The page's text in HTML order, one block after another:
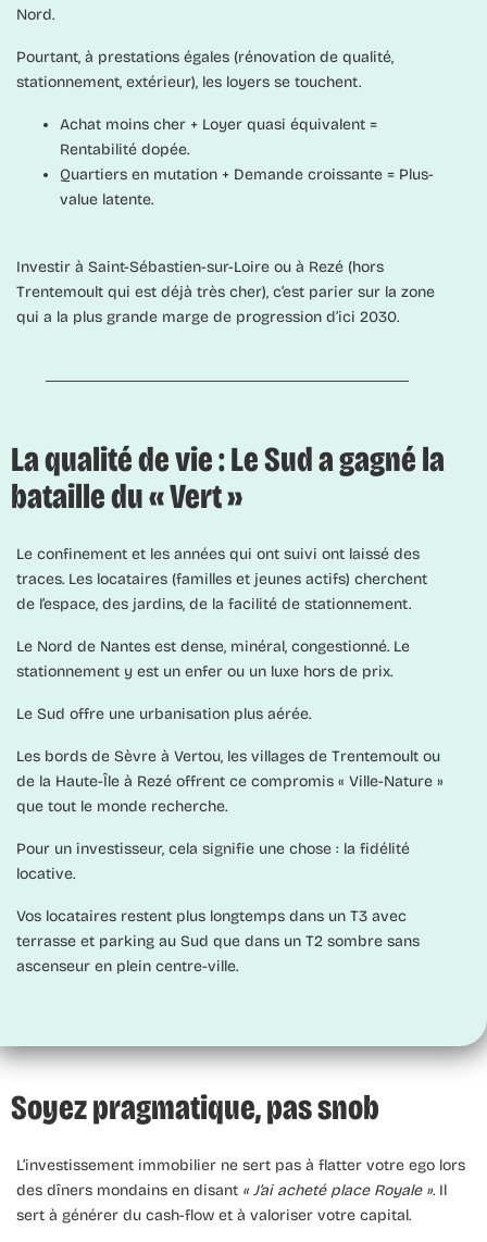
Nord.
Pourtant, à prestations égales (rénovation de qualité,
stationnement, extérieur), les loyers se touchent.
Achat moins cher + Loyer quasi équivalent =
Rentabilité dopée.
Quartiers en mutation + Demande croissante = Plus-
value latente.
Investir à Saint-Sébastien-sur-Loire ou à Rezé (hors
Trentemoult qui est déjà très cher), c’est parier sur la zone
qui a la plus grande marge de progression d’ici 2030.
La qualité de vie : Le Sud a gagné la
bataille du « Vert »
Le confinement et les années qui ont suivi ont laissé des
traces. Les locataires (familles et jeunes actifs) cherchent
de l’espace, des jardins, de la facilité de stationnement.
Le Nord de Nantes est dense, minéral, congestionné. Le
stationnement y est un enfer ou un luxe hors de prix.
Le Sud offre une urbanisation plus aérée.
Les bords de Sèvre à Vertou, les villages de Trentemoult ou
de la Haute-Île à Rezé offrent ce compromis « Ville-Nature »
que tout le monde recherche.
Pour un investisseur, cela signifie une chose : la fidélité
locative.
Vos locataires restent plus longtemps dans un T3 avec
terrasse et parking au Sud que dans un T2 sombre sans
ascenseur en plein centre-ville.
Soyez pragmatique, pas snob
L’investissement immobilier ne sert pas à flatter votre ego lors
des dîners mondains en disant « J’ai acheté place Royale ». Il
sert à générer du cash-flow et à valoriser votre capital.